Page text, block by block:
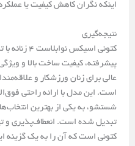
اینکه نگران کاهش کیفیت یا عملکرد
نتیجه‌گیری
کتونی
پیشرفته، کیفیت ساخت بالا و
عالی برای زنان ورزشکار و
است. این مدل با ارائه راحتی
شستشو، به یکی از بهترین
تبدیل شده است. انعطاف‌پذیری و
کتونی است که آن را به یک گزینه